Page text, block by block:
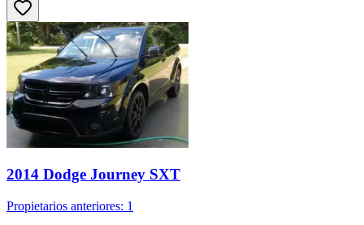
2014 Dodge Journey SXT
Propietarios anteriores: 1